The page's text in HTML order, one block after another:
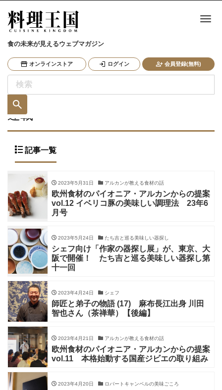
食の未来が見えるウェブマガジン
オンラインストア ログイン 会員登録(無料)
ナ
連載
記事一覧
2023年5月31日 アルカンが教える食材の話
欧州食材のパイオニア・アルカンからの提案
vol.12 イベリコ豚の美味しい調理法 23年6
月号
2023年5月24日 たち吉と巡る美味しい器探し
シェフ向け「作家の器探し展」が、東京、大
阪で開催！ たち吉と巡る美味しい器探し第
十一回
2023年4月24日 シェフ
師匠と弟子の物語 (17) 麻布長江出身 川田
智也さん（茶禅華）【後編】
2023年4月21日 アルカンが教える食材の話
欧州食材のパイオニア・アルカンからの提案
vol.11 本格始動する国産ジビエの取り組み
2023年4月20日 ロバートキャンベルの美味ごころ